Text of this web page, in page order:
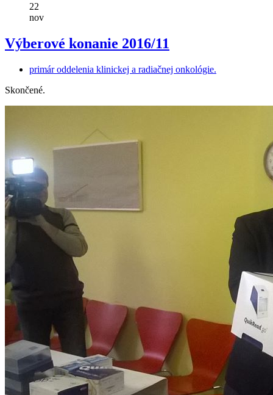
22
nov
Výberové konanie 2016/11
primár oddelenia klinickej a radiačnej onkológie.
Skončené.